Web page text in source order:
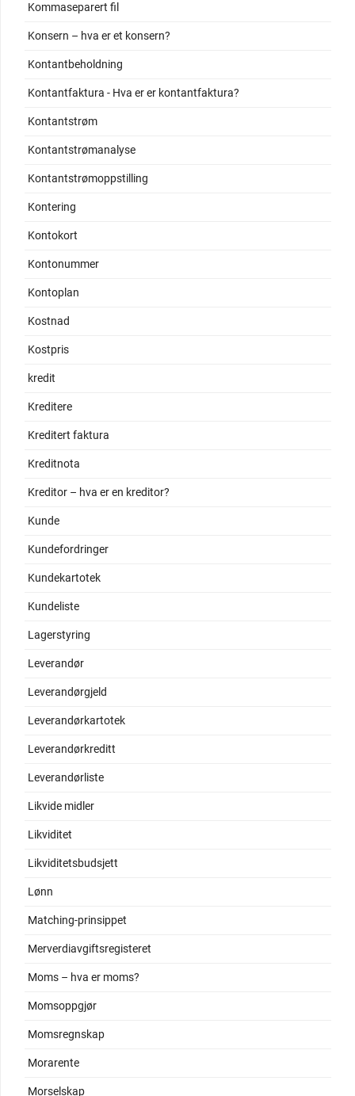
Kommaseparert fil
Konsern – hva er et konsern?
Kontantbeholdning
Kontantfaktura - Hva er er kontantfaktura?
Kontantstrøm
Kontantstrømanalyse
Kontantstrømoppstilling
Kontering
Kontokort
Kontonummer
Kontoplan
Kostnad
Kostpris
kredit
Kreditere
Kreditert faktura
Kreditnota
Kreditor – hva er en kreditor?
Kunde
Kundefordringer
Kundekartotek
Kundeliste
Lagerstyring
Leverandør
Leverandørgjeld
Leverandørkartotek
Leverandørkreditt
Leverandørliste
Likvide midler
Likviditet
Likviditetsbudsjett
Lønn
Matching-prinsippet
Merverdiavgiftsregisteret
Moms – hva er moms?
Momsoppgjør
Momsregnskap
Morarente
Morselskap